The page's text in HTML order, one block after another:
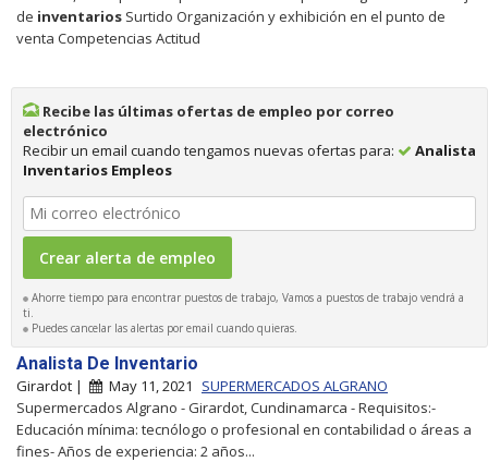
de inventarios Surtido Organización y exhibición en el punto de
venta Competencias Actitud
Recibe las últimas ofertas de empleo por correo
electrónico
Recibir un email cuando tengamos nuevas ofertas para:
Analista
Inventarios Empleos
Ahorre tiempo para encontrar puestos de trabajo, Vamos a puestos de trabajo vendrá a
ti.
Puedes cancelar las alertas por email cuando quieras.
Analista De Inventario
Girardot | May 11, 2021
SUPERMERCADOS ALGRANO
Supermercados Algrano - Girardot, Cundinamarca - Requisitos:-
Educación mínima: tecnólogo o profesional en contabilidad o áreas a
fines- Años de experiencia: 2 años...